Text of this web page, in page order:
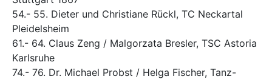
54.- 55. Dieter und Christiane Rückl, TC Neckartal
Pleidelsheim
61.- 64. Claus Zeng / Malgorzata Bresler, TSC Astoria
Karlsruhe
74.- 76. Dr. Michael Probst / Helga Fischer, Tanz-